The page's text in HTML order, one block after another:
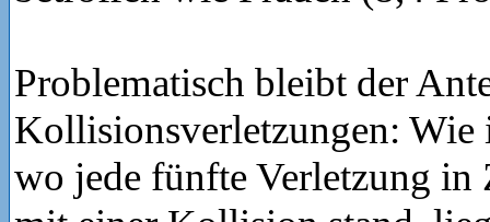
Problematisch bleibt der
Kollisionsverletzungen: Wie
wo jede fünfte Verletzung in